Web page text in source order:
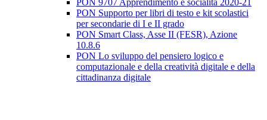
PON 9707 Apprendimento e socialità 2020-21
PON Supporto per libri di testo e kit scolastici
per secondarie di I e II grado
PON Smart Class, Asse II (FESR), Azione
10.8.6
PON Lo sviluppo del pensiero logico e
computazionale e della creatività digitale e della
cittadinanza digitale